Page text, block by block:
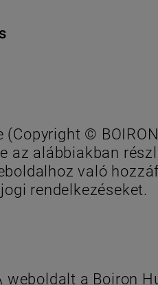
(Copyright ©
az alábbiakban
való
rendelkezéseket.
weboldalt a Boiron